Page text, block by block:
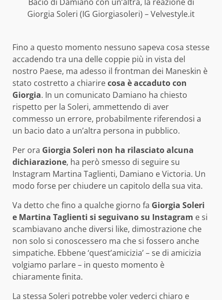
Giorgia Soleri (IG Giorgiasoleri) – Velvestyle.it
Fino a questo momento nessuno sapeva cosa stesse
accadendo tra una delle coppie più in vista del
nostro Paese, ma adesso il frontman dei Maneskin è
stato costretto a chiarirecosa è accaduto con
Giorgia. In un comunicato Damiano ha chiesto
rispetto per la Soleri, ammettendo di aver
commesso un errore, probabilmente riferendosi a
un bacio dato a un’altra persona in pubblico.
Per ora Giorgia Soleri non ha rilasciato alcuna
dichiarazione, ha però smesso di seguire su
Instagram Martina Taglienti, Damiano e Victoria. Un
modo forse per chiudere un capitolo della sua vita.
Va detto che fino a qualche giorno fa Giorgia Soleri
e Martina Taglienti si seguivano su Instagram e si
scambiavano anche diversi like, dimostrazione che
non solo si conoscessero ma che si fossero anche
simpatiche. Ebbene ‘quest’amicizia’ – se di amicizia
volgiamo parlare – in questo momento è
chiaramente finita.
La stessa Soleri potrebbe voler vederci chiaro e